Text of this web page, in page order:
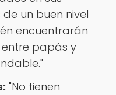
un buen nivel
encuentrarán
papás y
"No tienen